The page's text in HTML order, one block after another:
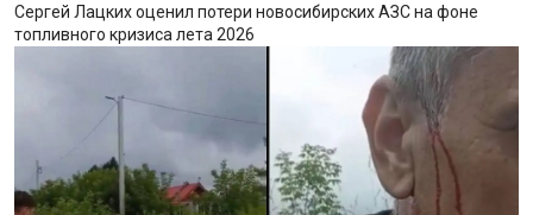
Сергей Лацких оценил потери новосибирских АЗС на фоне
топливного кризиса лета 2026